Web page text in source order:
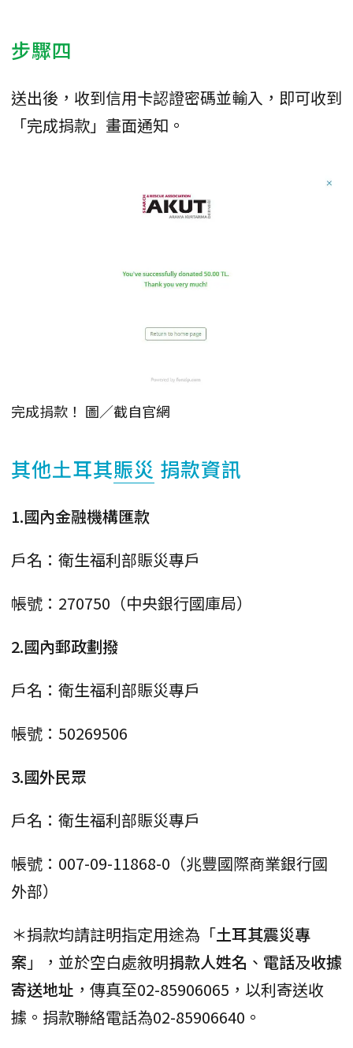
步驟四
送出後，收到信用卡認證密碼並輸入，即可收到
「完成捐款」畫面通知。
完成捐款！ 圖／截自官網
其他土耳其賑災 捐款資訊
1.國內金融機構匯款
戶名：衛生福利部賑災專戶
帳號：270750（中央銀行國庫局）
2.國內郵政劃撥
戶名：衛生福利部賑災專戶
帳號：50269506
3.國外民眾
戶名：衛生福利部賑災專戶
帳號：007-09-11868-0（兆豐國際商業銀行國
外部）
＊捐款均請註明指定用途為「土耳其震災專
案 」，並於空白處敘明捐款人姓名 、 電話及收據
寄送地址 ，傳真至02-85906065，以利寄送收
據。捐款聯絡電話為02-85906640。